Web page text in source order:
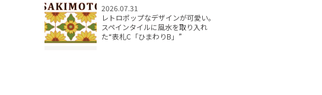
2026.07.31
レトロポップなデザインが可愛い。
スペインタイルに風水を取り入れ
た“表札C「ひまわりB」”